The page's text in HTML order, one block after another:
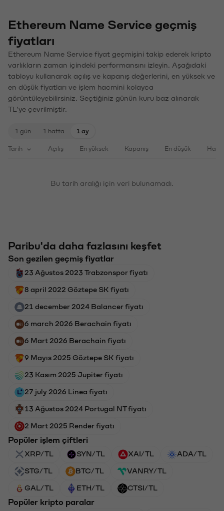
Ethereum Name Service geçmiş
fiyatları
Ethereum Name Service fiyat geçmişini takip ederek kripto
varlıkların zaman içindeki performansını izleyin. Aşağıdaki
tabloyu kullanarak açılış ve kapanış değerlerini, en yüksek ve
en düşük fiyatları ve işlem hacmini kolayca
görüntüleyebilirsiniz. Seçtiğiniz günün kuru baz alınarak
TL'ye çevrilmiştir.
1 gün 1 hafta 1 ay
Tarih Açılış En yüksek Kapanış En düşük
Bu tarih aralığı için veri bulunamadı.
Paribu'da daha fazlasını keşfet
Son gezilen geçmiş fiyatlar
23 Ağustos 2023 Trabzonspor fiyatı
8 april 2022 Göztepe SK fiyatı
21 december 2024 Balancer fiyatı
6 march 2026 Berachain fiyatı
6 Mart 2026 Berachain fiyatı
9 Mayıs 2025 Göztepe SK fiyatı
23 Kasım 2025 Jupiter fiyatı
27 july 2026 Linea fiyatı
13 Ağustos 2024 Portugal NT fiyatı
2 Mart 2025 Render fiyatı
Popüler işlem çiftleri
XRP/TL SYN/TL XAI/TL ADA/TL
STG/TL BTC/TL VANRY/TL
GAL/TL ETH/TL CTSI/TL
Popüler kripto paralar